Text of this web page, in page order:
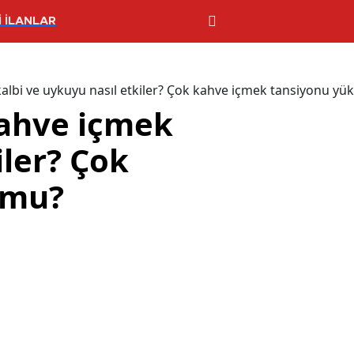
İLANLAR
ve uykuyu nasıl etkiler? Çok kahve içmek tansiyonu
içmek
Çok